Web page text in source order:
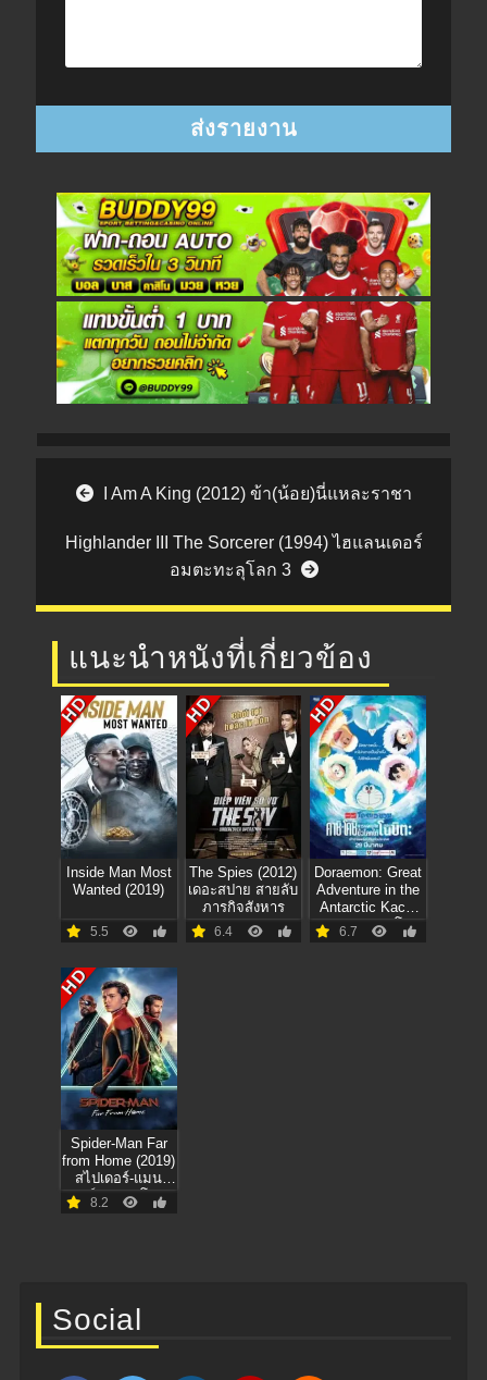
Post navigation
I Am A King (2012) ข้า(น้อย)นี่แหละราชา
Highlander III The Sorcerer (1994) ไฮแลนเดอร์
อมตะทะลุโลก 3
แนะนำหนังที่เกี่ยวข้อง
HD
Inside Man Most
Wanted (2019)
5.5
HD
The Spies (2012)
เดอะสปาย สายลับ
ภารกิจสังหาร
6.4
HD
Doraemon: Great
Adventure in the
Antarctic Kachi
Kochi (2018) โดรา
เอมอน ตอน คาชิ-
6.7
HD
Spider-Man Far
from Home (2019)
สไปเดอร์-แมน
ฟาร์ ฟรอม โฮม
8.2
Social